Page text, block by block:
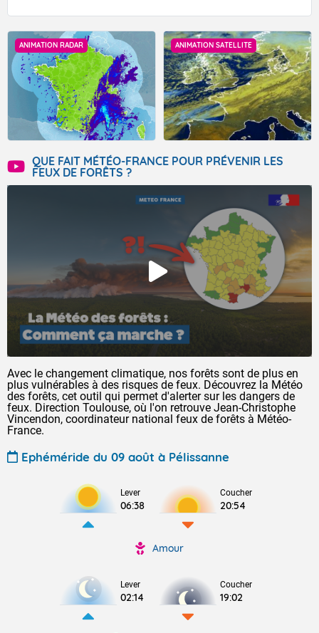
ANIMATION RADAR ANIMATION SATELLITE
QUE FAIT MÉTÉO-FRANCE POUR PRÉVENIR LES
FEUX DE FORÊTS ?
Avec le changement climatique, nos forêts sont de plus en
plus vulnérables à des risques de feux. Découvrez la Météo
des forêts, cet outil qui permet d'alerter sur les dangers de
feux. Direction Toulouse, où l'on retrouve Jean-Christophe
Vincendon, coordinateur national feux de forêts à Météo-
France.
Ephéméride du 09 août à Pélissanne
Lever
06:38
Coucher
20:54
Amour
Lever
02:14
Coucher
19:02